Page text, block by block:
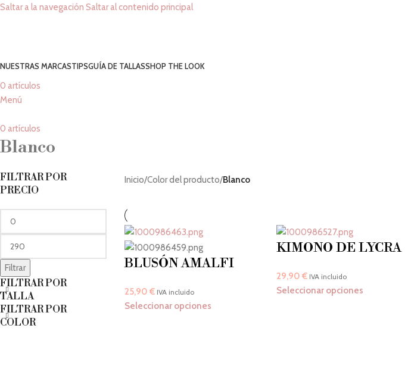
Saltar a la navegación Saltar al contenido principal
NUESTRAS MARCASTIPSGUÍA DE TALLASSHOP THE LOOK
0 artículos
Menú
0 artículos
Blanco
FILTRAR POR
PRECIO
Filtrar
FILTRAR POR
TALLA
FILTRAR POR
COLOR
Inicio/Color del producto/Blanco
BLUSÓN AMALFI
25,90 € IVA incluido
Seleccionar opciones
KIMONO DE LYCRA
29,90€ IVA incluido
Seleccionar opciones